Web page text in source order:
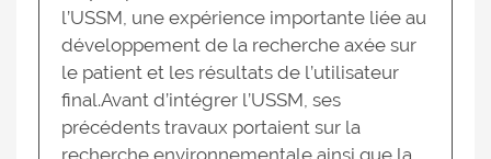
l’USSM, une expérience importante liée au
développement de la recherche axée sur
le patient et les résultats de l’utilisateur
final.Avant d’intégrer l’USSM, ses
précédents travaux portaient sur la
recherche environnementale ainsi que la